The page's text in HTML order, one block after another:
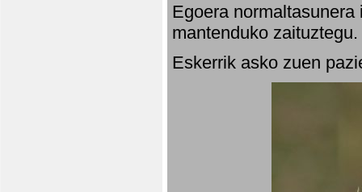
Egoera
mantenduko
Eskerrik asko zuen